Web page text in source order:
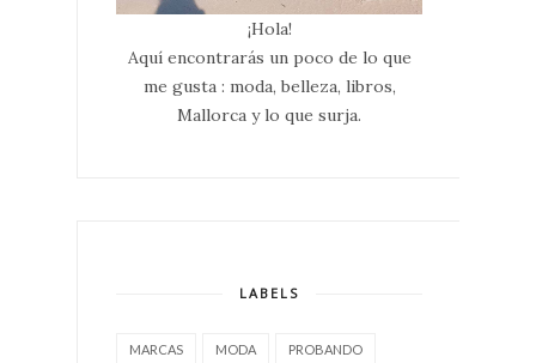
¡Hola!
Aquí encontrarás un poco de lo que
me gusta : moda, belleza, libros,
Mallorca y lo que surja.
LABELS
MARCAS MODA PROBANDO